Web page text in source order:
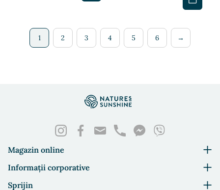
1 2 3 4 5 6 →
Magazin online
Informații corporative
Sprijin